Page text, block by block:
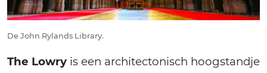
De John Rylands Library.
The Lowry is een architectonisch hoogstandje